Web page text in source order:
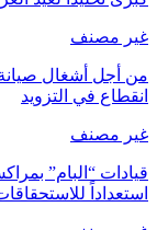
غير مصنف
من أجل أشغال
انقطاع في التزويد
غير مصنف
قيادات “البام”
استعداداً